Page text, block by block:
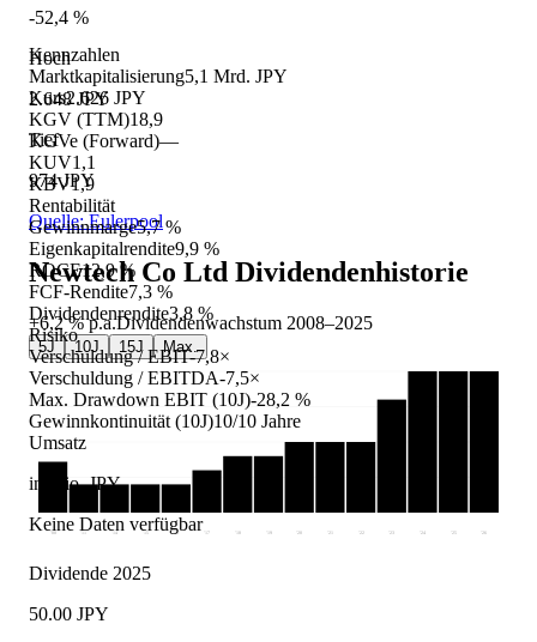
Kennzahlen
Marktkapitalisierung5,1 Mrd. JPY
Kurs2.626 JPY
KGV (TTM)18,9
KGVe (Forward)—
KUV1,1
KBV1,9
Rentabilität
Gewinnmarge5,7 %
Eigenkapitalrendite9,9 %
ROCE12,9 %
FCF-Rendite7,3 %
Dividendenrendite3,8 %
Risiko
Verschuldung / EBIT-7,8×
Verschuldung / EBITDA-7,5×
Max. Drawdown EBIT (10J)-28,2 %
Gewinnkontinuität (10J)10/10 Jahre
Umsatz
in Mio. JPY
Keine Daten verfügbar
-52,4 %
Hoch
2.648 JPY
Tief
974 JPY
Quelle: Eulerpool
Newtech Co Ltd Dividendenhistorie
+6,2 % p.a.Dividendenwachstum 2008–2025
5J 10J 15J Max.
'08 '11 '14 '15 '16 '17 '18 '19 '20 '21 '22 '23 '24 '25 '26
Dividende 2025
50.00 JPY